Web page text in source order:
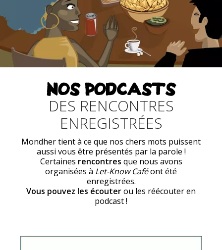
NOS PODCASTS
DES RENCONTRES
ENREGISTRÉES
Mondher tient à ce que nos chers mots puissent
aussi vous être présentés par la parole !
Certaines rencontres que nous avons
organisées à Let-Know Caféont été
enregistrées.
Vous pouvez les écouterou les réécouter en
podcast !